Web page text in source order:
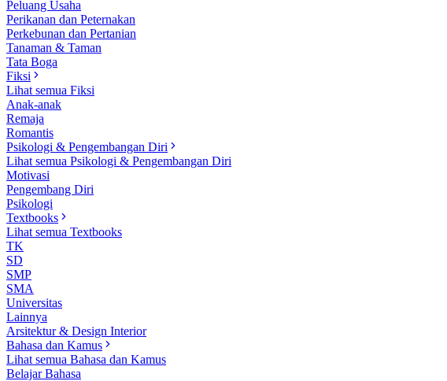
Peluang Usaha
Perikanan dan Peternakan
Perkebunan dan Pertanian
Tanaman & Taman
Tata Boga
Fiksi
Lihat semua Fiksi
Anak-anak
Remaja
Romantis
Psikologi & Pengembangan Diri
Lihat semua Psikologi & Pengembangan Diri
Motivasi
Pengembang Diri
Psikologi
Textbooks
Lihat semua Textbooks
TK
SD
SMP
SMA
Universitas
Lainnya
Arsitektur & Design Interior
Bahasa dan Kamus
Lihat semua Bahasa dan Kamus
Belajar Bahasa